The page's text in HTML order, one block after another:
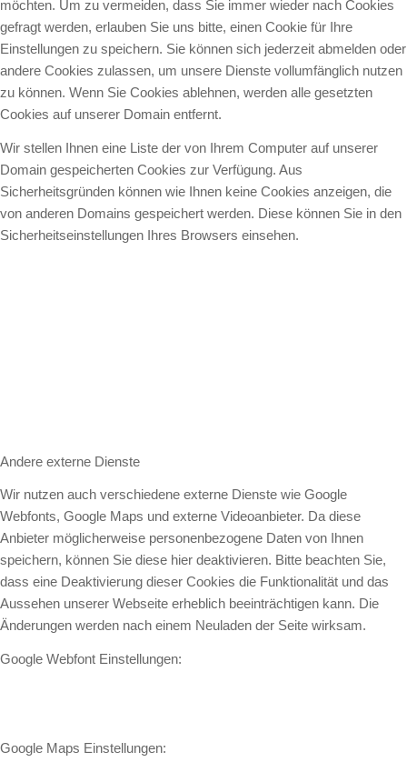
möchten. Um zu vermeiden, dass Sie immer wieder nach Cookies
gefragt werden, erlauben Sie uns bitte, einen Cookie für Ihre
Einstellungen zu speichern. Sie können sich jederzeit abmelden oder
andere Cookies zulassen, um unsere Dienste vollumfänglich nutzen
zu können. Wenn Sie Cookies ablehnen, werden alle gesetzten
Cookies auf unserer Domain entfernt.
Wir stellen Ihnen eine Liste der von Ihrem Computer auf unserer
Domain gespeicherten Cookies zur Verfügung. Aus
Sicherheitsgründen können wie Ihnen keine Cookies anzeigen, die
von anderen Domains gespeichert werden. Diese können Sie in den
Sicherheitseinstellungen Ihres Browsers einsehen.
Andere externe Dienste
Wir nutzen auch verschiedene externe Dienste wie Google
Webfonts, Google Maps und externe Videoanbieter. Da diese
Anbieter möglicherweise personenbezogene Daten von Ihnen
speichern, können Sie diese hier deaktivieren. Bitte beachten Sie,
dass eine Deaktivierung dieser Cookies die Funktionalität und das
Aussehen unserer Webseite erheblich beeinträchtigen kann. Die
Änderungen werden nach einem Neuladen der Seite wirksam.
Google Webfont Einstellungen:
Google Maps Einstellungen: